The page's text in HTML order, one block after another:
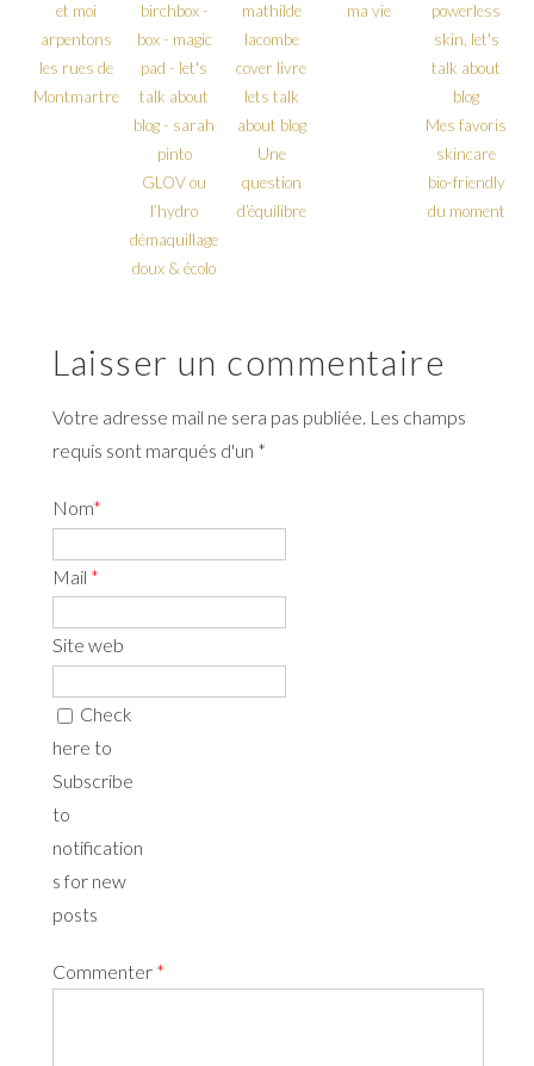
et moi
arpentons
les rues de
Montmartre
GLOV ou
l’hydro
démaquillage
doux & écolo
Une
question
d’équilibre
ma vie
Mes favoris
skincare
bio-friendly
du moment
Laisser un commentaire
Votre adresse mail ne sera pas publiée. Les champs
requis sont marqués d'un *
Nom*
Mail *
Site web
Check
here to
Subscribe
to
notification
s for new
posts
Commenter *